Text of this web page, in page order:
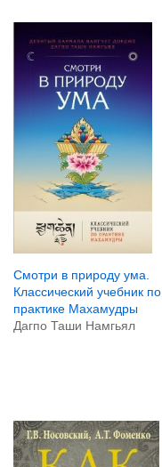
Смотри в природу ума.
Классический учебник по
практике Махамудры
Дагпо Таши Намгьял